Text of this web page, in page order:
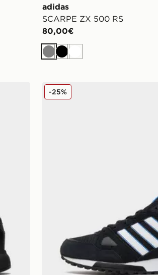
adidas
SCARPE ZX 500 RS
80,00€
Grigio
NeroBianco
adidas Originals ZX 750
-25%